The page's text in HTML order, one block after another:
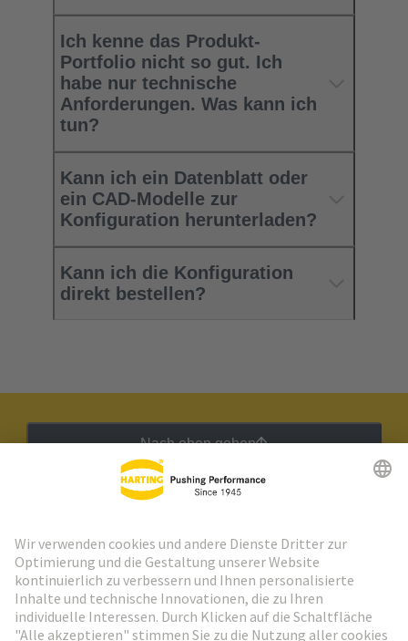
Ich kenne das Produkt-
Portfolio nicht so gut. Ich
habe nur technische
Anforderungen. Was kann ich
tun?
Kann ich ein Datenblatt oder
ein CAD-Modelle zur
Konfiguration herunterladen?
Kann ich die Konfiguration
direkt bestellen?
Nach oben gehen
Weiter zur Anmeldung